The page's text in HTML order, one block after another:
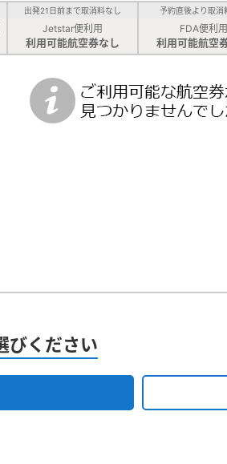
出発21日前まで取消料なし
Jetstar便利用
利用可能航空券なし
予約直後より取消
FDA便利用
利用可能航空
びください